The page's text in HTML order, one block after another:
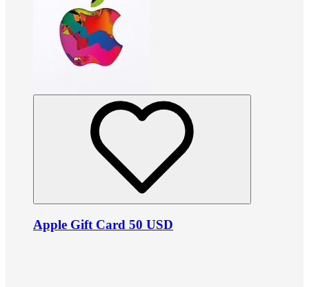
Apple Gift Card 50 USD